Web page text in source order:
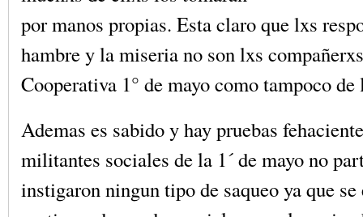
por manos propias. Esta claro que lxs
hambre y la miseria no son lxs
Cooperativa 1° de mayo como tampoco de
Ademas es sabido y hay pruebas
militantes sociales de la 1´ de mayo no
instigaron ningun tipo de saqueo ya que se